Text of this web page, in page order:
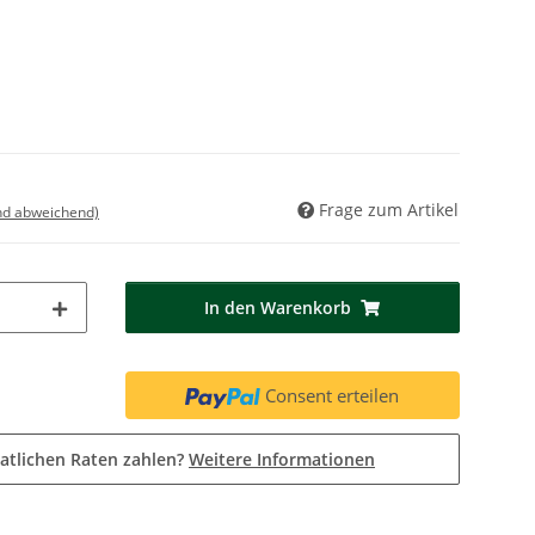
abweichend) Frage zum Artikel
In den Warenkorb
Consent erteilen
Raten zahlen? Weitere Informationen